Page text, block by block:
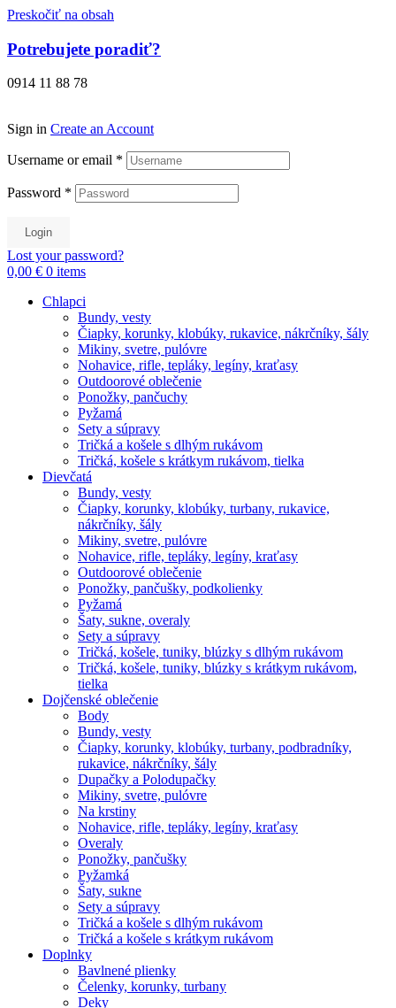
Preskočiť na obsah
Potrebujete poradiť?
0914 11 88 78
Sign in Create an Account
Username or email *
Password *
Login
Lost your password?
0,00 € 0 items
Chlapci
Bundy, vesty
Čiapky, korunky, klobúky, rukavice, nákrčníky, šály
Mikiny, svetre, pulóvre
Nohavice, rifle, tepláky, legíny, kraťasy
Outdoorové oblečenie
Ponožky, pančuchy
Pyžamá
Sety a súpravy
Tričká a košele s dlhým rukávom
Tričká, košele s krátkym rukávom, tielka
Dievčatá
Bundy, vesty
Čiapky, korunky, klobúky, turbany, rukavice,
nákrčníky, šály
Mikiny, svetre, pulóvre
Nohavice, rifle, tepláky, legíny, kraťasy
Outdoorové oblečenie
Ponožky, pančušky, podkolienky
Pyžamá
Šaty, sukne, overaly
Sety a súpravy
Tričká, košele, tuniky, blúzky s dlhým rukávom
Tričká, košele, tuniky, blúzky s krátkym rukávom,
tielka
Dojčenské oblečenie
Body
Bundy, vesty
Čiapky, korunky, klobúky, turbany, podbradníky,
rukavice, nákrčníky, šály
Dupačky a Polodupačky
Mikiny, svetre, pulóvre
Na krstiny
Nohavice, rifle, tepláky, legíny, kraťasy
Overaly
Ponožky, pančušky
Pyžamká
Šaty, sukne
Sety a súpravy
Tričká a košele s dlhým rukávom
Tričká a košele s krátkym rukávom
Doplnky
Bavlnené plienky
Čelenky, korunky, turbany
Deky